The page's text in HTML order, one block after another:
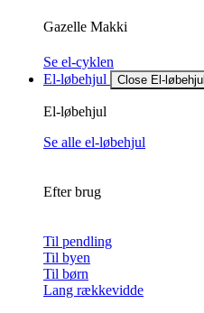
Gazelle Makki
Se el-cyklen
El-løbehjul
Close El-løbehjul
El-løbehjul
Se alle el-løbehjul
Efter brug
Til pendling
Til byen
Til børn
Lang rækkevidde